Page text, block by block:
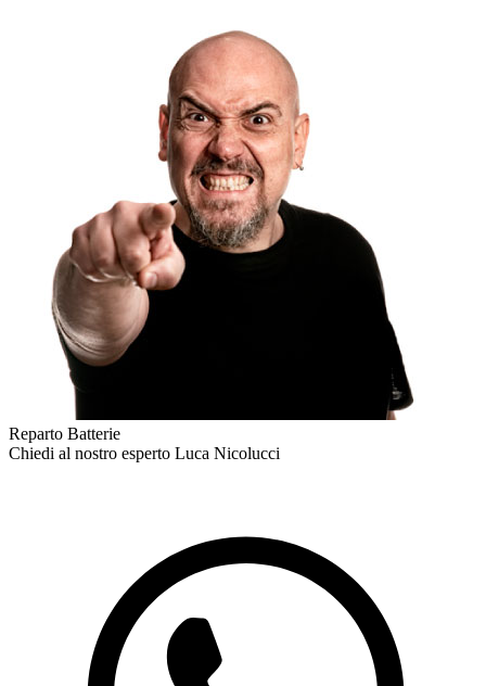
Reparto Batterie
Chiedi al nostro esperto Luca Nicolucci